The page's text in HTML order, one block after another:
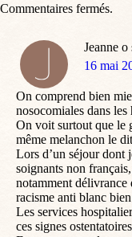
Jeanne o
dit
16 mai
On comprend bien
nosocomiales dans
On voit surtout que le
même melanchon le
Lors d’un séjour dont
soignants non
notamment délivrance
racisme anti blanc
Les services
ces signes
Commentaires fermés.